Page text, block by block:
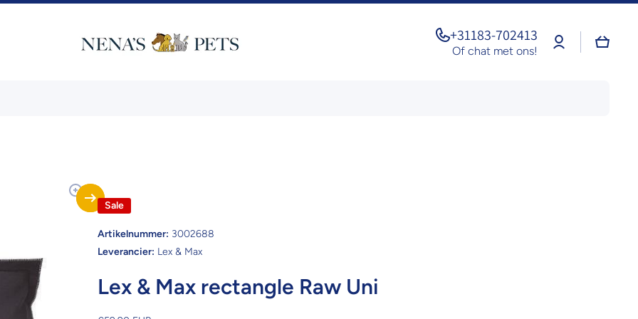
+31183-702413
Of chat met ons!
Log
in
Sale
Artikelnummer: 3002688
Leverancier: Lex & Max
Lex & Max rectangle Raw Uni